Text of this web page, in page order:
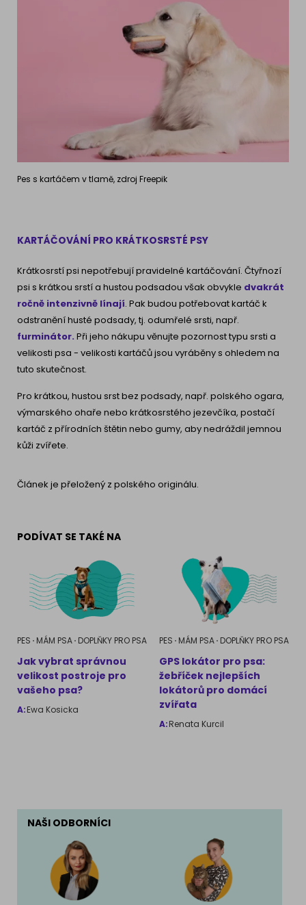
Pes s kartáčem v tlamě, zdroj Freepik
KARTÁČOVÁNÍ PRO KRÁTKOSRSTÉ PSY
Krátkosrstí psi nepotřebují pravidelné kartáčování. Čtyřnozí
psi s krátkou srstí a hustou podsadou však obvykle dvakrát
ročně intenzivně línají. Pak budou potřebovat kartáč k
odstranění husté podsady, tj. odumřelé srsti, např.
furminátor. Při jeho nákupu věnujte pozornost typu srsti a
velikosti psa - velikosti kartáčů jsou vyráběny s ohledem na
tuto skutečnost.
Pro krátkou, hustou srst bez podsady, např. polského ogara,
výmarského ohaře nebo krátkosrstého jezevčíka, postačí
kartáč z přírodních štětin nebo gumy, aby nedráždil jemnou
kůži zvířete.
Článek je přeložený z polského originálu.
PODÍVAT SE TAKÉ NA
PES MÁM PSA DOPLŇKY PRO PSA
Jak vybrat správnou
velikost postroje pro
vašeho psa?
A:Ewa Kosicka
PES MÁM PSA DOPLŇKY PRO PSA
GPS lokátor pro psa:
žebříček nejlepších
lokátorů pro domácí
zvířata
A:Renata Kurcil
NAŠI ODBORNÍCI